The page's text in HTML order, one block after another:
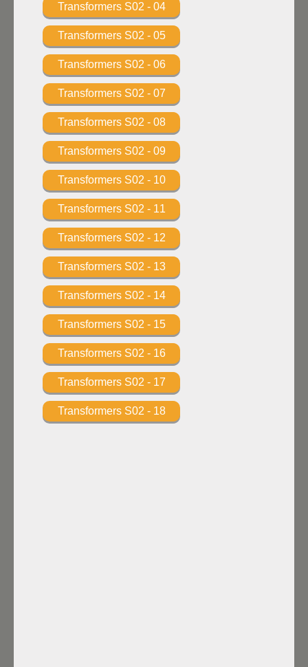
Transformers S02 - 04
Transformers S02 - 05
Transformers S02 - 06
Transformers S02 - 07
Transformers S02 - 08
Transformers S02 - 09
Transformers S02 - 10
Transformers S02 - 11
Transformers S02 - 12
Transformers S02 - 13
Transformers S02 - 14
Transformers S02 - 15
Transformers S02 - 16
Transformers S02 - 17
Transformers S02 - 18